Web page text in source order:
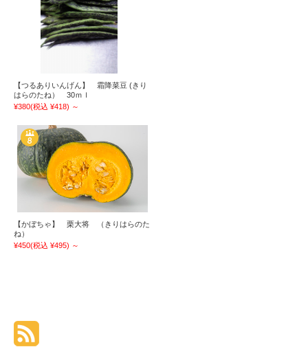
【つるありいんげん】 霜降菜豆 (きり
はらのたね） 30ｍｌ
¥380(税込 ¥418) ～
【かぼちゃ】 栗大将 （きりはらのた
ね）
¥450(税込 ¥495) ～